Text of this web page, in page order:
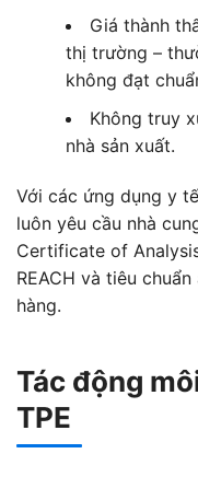
Giá thành
thị trường –
không đạt
Không truy
nhà sản xuất.
Với các ứng dụng y
luôn yêu cầu nhà
Certificate of
REACH và tiêu
hàng.
Tác động
TPE